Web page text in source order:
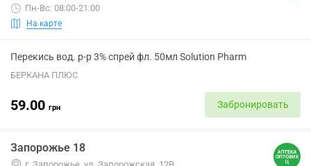
Пн-Вс: 08:00-21:00
На карте
Перекись вод. р-р 3% спрей фл. 50мл Solution Pharm
БЕРКАНА ПЛЮС
59.00 грн Забронировать
Запорожье 18